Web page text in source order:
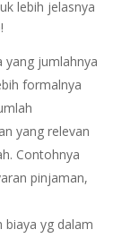
lebih jelasnya
yang jumlahnya
formalnya
yang relevan
Contohnya
pinjaman,
biaya yg dalam